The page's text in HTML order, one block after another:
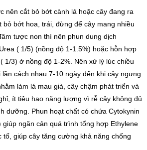
nên cắt bỏ bớt cành lá hoặc cây đang ra
bỏ bớt hoa, trái, đừng để cây mang nhiều
tược non thì nên phun dung dịch
( 1/5) (nồng độ 1-1.5%) hoặc hỗn hợp
1/3) ở nồng độ 1-2%. Nên xử lý lúc chiều
cách nhau 7-10 ngày đến khi cây ngưng
làm lá mau già, cây chậm phát triển và
ít tiêu hao năng lượng vì rễ cây không đủ
dưỡng. Phun hoạt chất có chứa Cytokynin
ngăn cản quá trình tổng hợp Ethylene
tố, giúp cây tăng cường khả năng chống